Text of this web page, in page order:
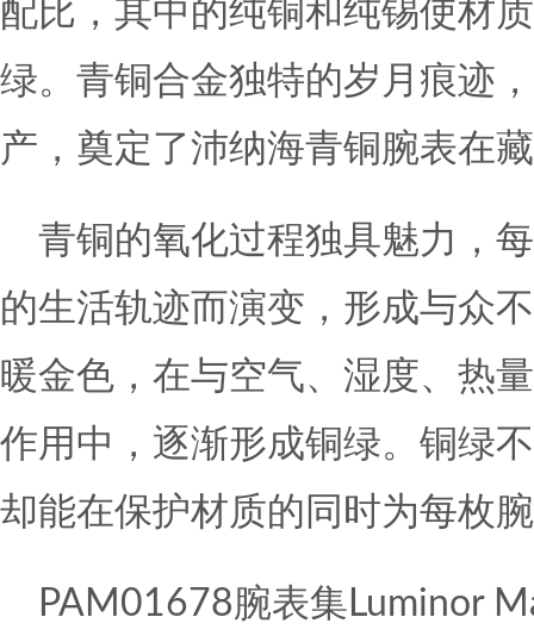
配比，其中的纯铜和纯锡使材
绿。青铜合金独特的岁月痕迹
产，奠定了沛纳海青铜腕表在
青铜的氧化过程独具魅力，
的生活轨迹而演变，形成与众
暖金色，在与空气、湿度、热
作用中，逐渐形成铜绿。铜绿
却能在保护材质的同时为每枚
PAM01678腕表集Luminor